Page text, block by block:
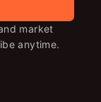
market
anytime.